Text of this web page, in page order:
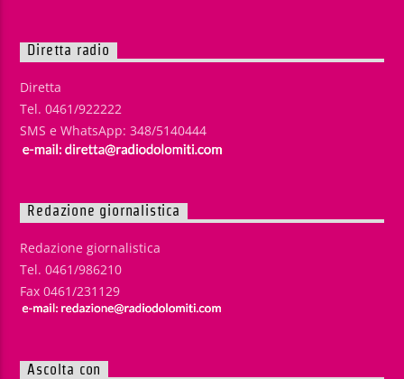
Diretta radio
Diretta
Tel. 0461/922222
SMS e WhatsApp: 348/5140444
Redazione giornalistica
Redazione giornalistica
Tel. 0461/986210
Fax 0461/231129
Ascolta con